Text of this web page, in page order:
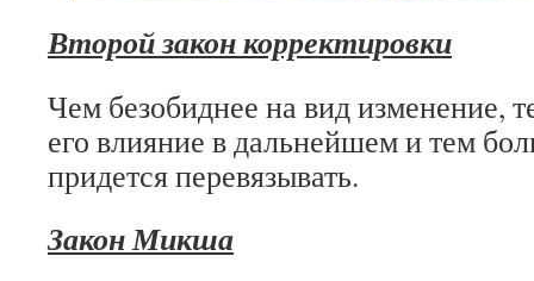
Второй закон корректировки
Чем безобиднее на вид изменение,
его влияние в дальнейшем и тем
придется перевязывать.
Закон Микша